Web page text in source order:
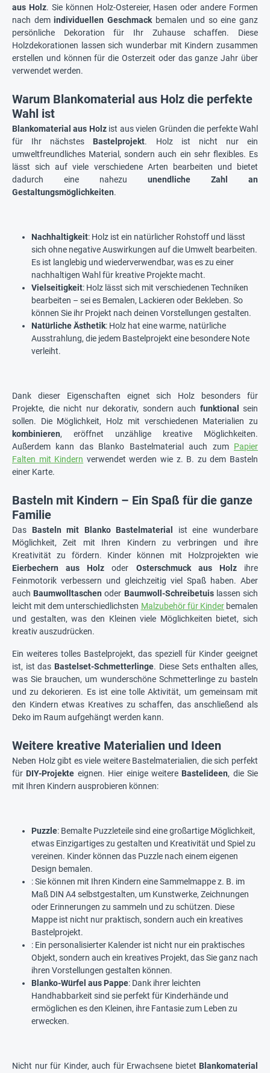
aus Holz. Sie können Holz-Ostereier, Hasen oder andere Formen
nach demindividuellen Geschmackbemalen und so eine ganz
persönliche Dekoration für Ihr Zuhause schaffen. Diese
Holzdekorationen lassen sich wunderbar mit Kindern zusammen
erstellen und können für die Osterzeit oder das ganze Jahr über
verwendet werden.
Warum Blankomaterial aus Holz die perfekte
Wahl ist
Blankomaterial aus Holzist aus vielen Gründen die perfekte Wahl
für Ihr nächstes Bastelprojekt. Holz ist nicht nur ein
umweltfreundliches Material, sondern auch ein sehr flexibles. Es
lässt sich auf viele verschiedene Arten bearbeiten und bietet
dadurch eine nahezu unendliche Zahl an
Gestaltungsmöglichkeiten.
Nachhaltigkeit: Holz ist ein natürlicher Rohstoff und lässt
sich ohne negative Auswirkungen auf die Umwelt bearbeiten.
Es ist langlebig und wiederverwendbar, was es zu einer
nachhaltigen Wahl für kreative Projekte macht.
Vielseitigkeit: Holz lässt sich mit verschiedenen Techniken
bearbeiten – sei es Bemalen, Lackieren oder Bekleben. So
können Sie ihr Projekt nach deinen Vorstellungen gestalten.
Natürliche Ästhetik: Holz hat eine warme, natürliche
Ausstrahlung, die jedem Bastelprojekt eine besondere Note
verleiht.
Dank dieser Eigenschaften eignet sich Holz besonders für
Projekte, die nicht nur dekorativ, sondern auch funktional
sein
sollen. Die Möglichkeit, Holz mit verschiedenen Materialien zu
kombinieren, eröffnet unzählige kreative Möglichkeiten.
Außerdem kann das Blanko Bastelmaterial auch zum Papier
Falten mit Kindern verwendet werden wie z. B. zu dem Basteln
einer Karte.
Basteln mit Kindern – Ein Spaß für die ganze
Familie
Das Basteln mit Blanko Bastelmaterial
ist eine wunderbare
Möglichkeit, Zeit mit Ihren Kindern zu verbringen und ihre
Kreativität zu fördern. Kinder können mit Holzprojekten wie
Eierbechern aus Holz oder Osterschmuck aus Holzihre
Feinmotorik verbessern und gleichzeitig viel Spaß haben. Aber
auch Baumwolltaschen oder Baumwoll-Schreibetuislassen sich
leicht mit dem unterschiedlichsten Malzubehör für Kinderbemalen
und gestalten, was den Kleinen viele Möglichkeiten bietet, sich
kreativ auszudrücken.
Ein weiteres tolles Bastelprojekt, das speziell für Kinder geeignet
ist, ist das Bastelset-Schmetterlinge. Diese Sets enthalten alles,
was Sie brauchen, um wunderschöne Schmetterlinge zu basteln
und zu dekorieren. Es ist eine tolle Aktivität, um gemeinsam mit
den Kindern etwas Kreatives zu schaffen, das anschließend als
Deko im Raum aufgehängt werden kann.
Weitere kreative Materialien und Ideen
Neben Holz gibt es viele weitere Bastelmaterialien, die sich perfekt
für DIY-Projekte eignen. Hier einige weitere Bastelideen, die Sie
mit Ihren Kindern ausprobieren können:
Puzzle: Bemalte Puzzleteile sind eine großartige Möglichkeit,
etwas Einzigartiges zu gestalten und Kreativität und Spiel zu
vereinen. Kinder können das Puzzle nach einem eigenen
Design bemalen.
: Sie können mit Ihren Kindern eine Sammelmappe z. B. im
Maß DIN A4 selbstgestalten, um Kunstwerke, Zeichnungen
oder Erinnerungen zu sammeln und zu schützen. Diese
Mappe ist nicht nur praktisch, sondern auch ein kreatives
Bastelprojekt.
: Ein personalisierter Kalender ist nicht nur ein praktisches
Objekt, sondern auch ein kreatives Projekt, das Sie ganz nach
ihren Vorstellungen gestalten können.
Blanko-Würfel aus Pappe: Dank ihrer leichten
Handhabbarkeit sind sie perfekt für Kinderhände und
ermöglichen es den Kleinen, ihre Fantasie zum Leben zu
erwecken.
Nicht nur für Kinder, auch für Erwachsene bietet Blankomaterial